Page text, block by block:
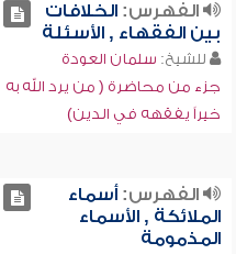
الفهرس:الخلافات
بين الفقهاء , الأسئلة
للشيخ: سلمان العودة
جزء من محاضرة ( من يرد الله به
خيراً يفقهه في الدين)
الفهرس:أسماء
الملائكة , الأسماء
المذمومة